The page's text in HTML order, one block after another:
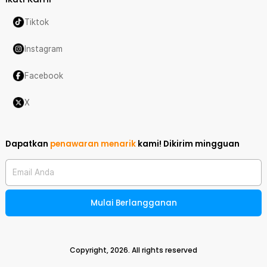
Tiktok
Instagram
Facebook
X
Dapatkan penawaran menarik kami! Dikirim mingguan
Email Anda
Mulai Berlangganan
Copyright,2026. All rights reserved